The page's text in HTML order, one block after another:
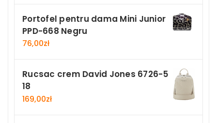
Portofel pentru dama Mini Junior
PPD-668 Negru
76,00zł
Rucsac crem David Jones 6726-5
18
169,00zł